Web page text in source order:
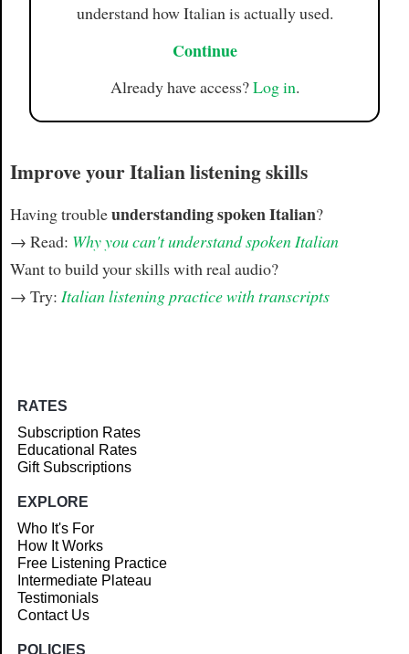
understand how Italian is actually used.
Continue
Already have access?Log in.
Improve your Italian listening skills
Having troubleunderstanding spoken Italian?
→ Read: Why you can't understand spoken Italian
Want to build your skills with real audio?
→ Try: Italian listening practice with transcripts
RATES
Subscription Rates
Educational Rates
Gift Subscriptions
EXPLORE
Who It's For
How It Works
Free Listening Practice
Intermediate Plateau
Testimonials
Contact Us
POLICIES